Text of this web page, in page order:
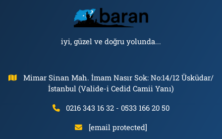
iyi, güzel ve doğru yolunda...
Mimar Sinan Mah. İmam Nasır Sok: No:14/12 Üsküdar/
İstanbul (Valide-i Cedid Camii Yanı)
0216 343 16 32 - 0533 166 20 50
[email protected]